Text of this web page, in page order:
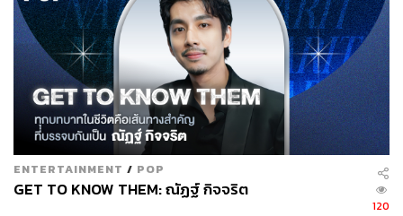
ความโดดเด่นที่ทำให้แจ้งเกิดในฐานะนักแสดง
ถ้าจะบอกว่าผลงานแจ้งเกิด คิมแทรี ในสายภาพยนตร์นั้น เธอ
ต้องเข้าออดิชันร่วมกับนักแสดงหน้าใหม่ราว 1,500 คน แม้
จะยังไม่มีประสบการณ์การแสดงโชกโชน และอยู่ในช่วงเริ่ม
ต้นของงานแสดง คิมแทรี ก็สร้างความประทับใจจนได้รับบท
นัมซุกฮี ในThe Handmaiden(2016) ภาพยนตร์ไซโคทริล
เลอร์ของผู้กำกับพัคชานอุค โดยแสดงร่วมกับนักแสดงรุ่นพี่
คิมมินฮี ฮาจองอู โจจินอุง
ENTERTAINMENT / POP
GET TO KNOW THEM: ณัฏฐ์ กิจจริต
120